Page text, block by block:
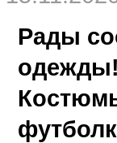
Рады